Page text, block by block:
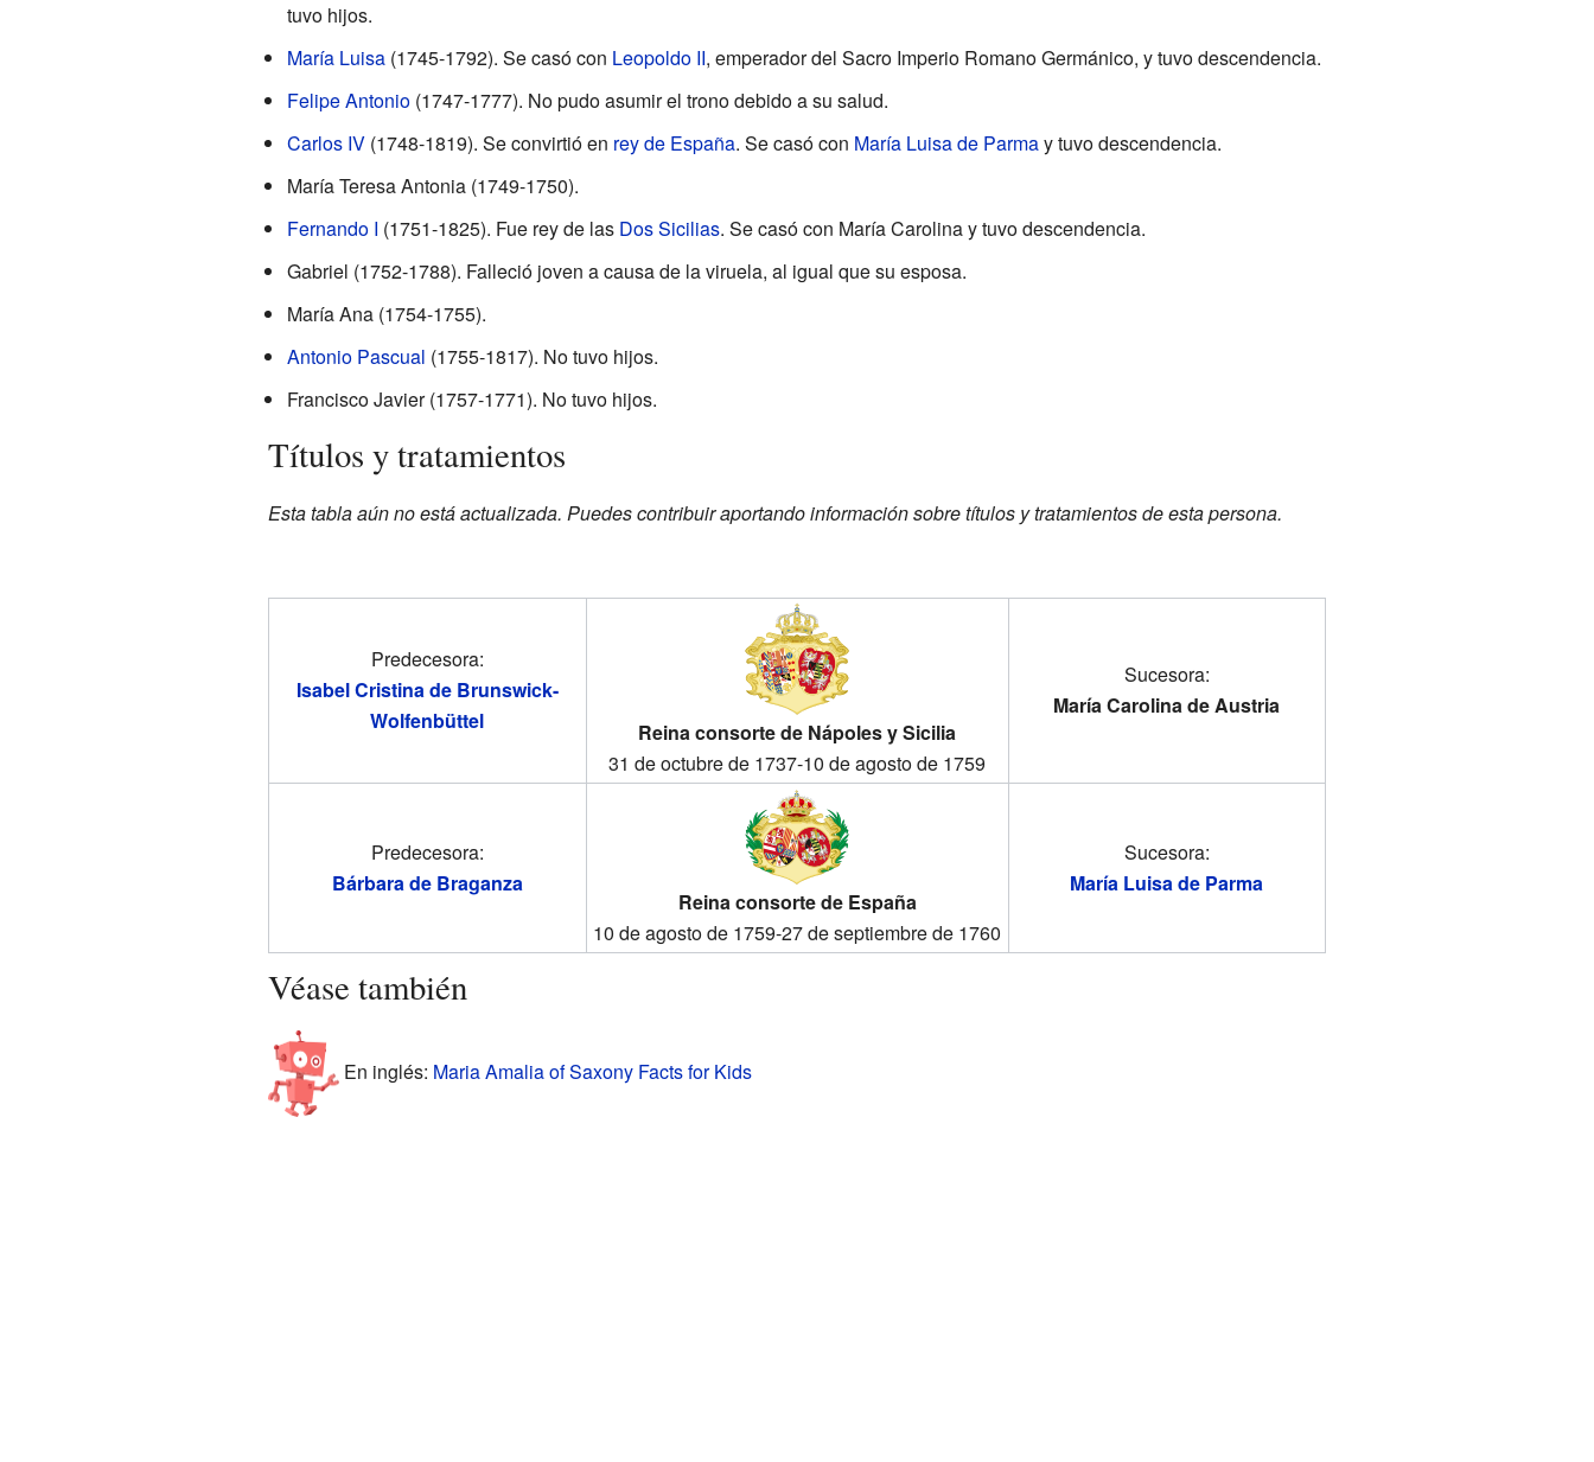
tuvo hijos.
María Luisa(1745-1792). Se casó con Leopoldo II, emperador del Sacro Imperio Romano Germánico, y tuvo descendencia.
Felipe Antonio(1747-1777). No pudo asumir el trono debido a su salud.
Carlos IV(1748-1819). Se convirtió en rey de España. Se casó con María Luisa de Parmay tuvo descendencia.
María Teresa Antonia (1749-1750).
Fernando I (1751-1825). Fue rey de las Dos Sicilias. Se casó con María Carolina y tuvo descendencia.
Gabriel (1752-1788). Falleció joven a causa de la viruela, al igual que su esposa.
María Ana (1754-1755).
Antonio Pascual (1755-1817). No tuvo hijos.
Francisco Javier (1757-1771). No tuvo hijos.
Títulos y tratamientos
Esta tabla aún no está actualizada. Puedes contribuir aportando información sobre títulos y tratamientos de esta persona.
Predecesora:
Isabel Cristina de Brunswick-
Wolfenbüttel
Reina consorte de Nápoles y Sicilia
31 de octubre de 1737-10 de agosto de 1759
Sucesora:
María Carolina de Austria
Predecesora:
Bárbara de Braganza
Reina consorte de España
10 de agosto de 1759-27 de septiembre de 1760
Sucesora:
María Luisa de Parma
Véase también
En inglés: Maria Amalia of Saxony Facts for Kids